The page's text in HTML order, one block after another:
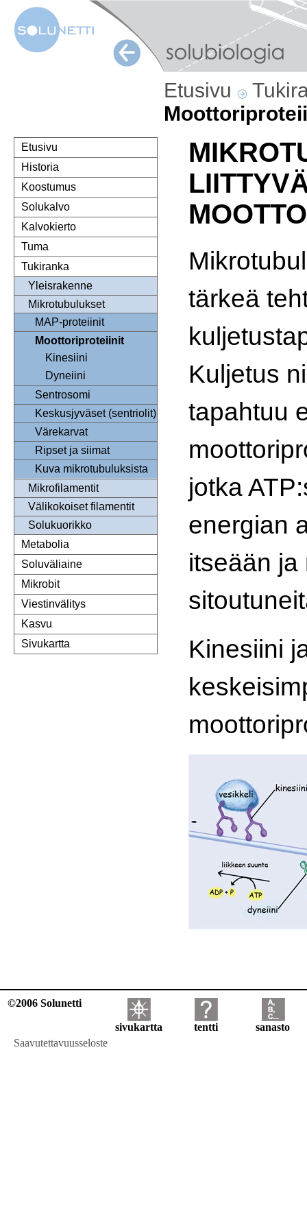
Etusivu
Etusivu
Historia
Koostumus
Solukalvo
Kalvokierto
Tuma
Tukiranka
Yleisrakenne
Mikrotubulukset
MAP-proteiinit
Moottoriproteiinit
Kinesiini
Dyneiini
Sentrosomi
Keskusjyväset (sentriolit)
Värekarvat
Ripset ja siimat
Kuva mikrotubuluksista
Mikrofilamentit
Välikokoiset filamentit
Solukuorikko
Metabolia
Soluväliaine
Mikrobit
Viestinvälitys
Kasvu
Sivukartta
tärkeä
Kuljetus
tapahtuu
jotka
energian
itseään ja
Kinesiini
©2006 Solunetti
sivukartta tentti
sanasto
Saavutettavuusseloste